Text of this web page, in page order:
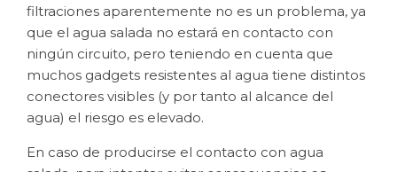
filtraciones aparentemente no es un problema, ya
que el agua salada no estará en contacto con
ningún circuito, pero teniendo en cuenta que
muchos gadgets resistentes al agua tiene distintos
conectores visibles (y por tanto al alcance del
agua) el riesgo es elevado.
En caso de producirse el contacto con agua